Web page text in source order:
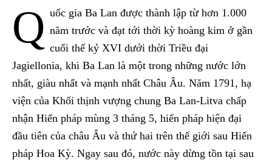
Q uốc gia Ba Lan được thành lập từ hơn 1.000
năm trước và đạt tới thời kỳ hoàng kim ở gần
cuối thế kỷ XVI dưới thời Triều đại
Jagiellonia, khi Ba Lan là một trong những nước lớn
nhất, giàu nhất và mạnh nhất Châu Âu. Năm 1791, hạ
viện của Khối thịnh vượng chung Ba Lan-Litva chấp
nhận Hiến pháp mùng 3 tháng 5, hiến pháp hiện đại
đầu tiên của châu Âu và thứ hai trên thế giới sau Hiến
pháp Hoa Kỳ. Ngay sau đó, nước này dừng tồn tại sau